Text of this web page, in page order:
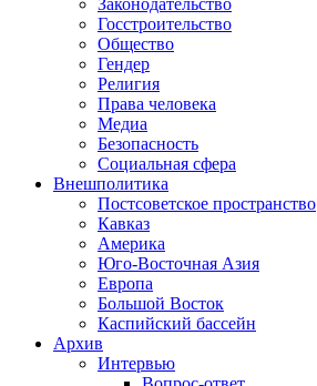
Законодательство
Госстроительство
Общество
Гендер
Религия
Права человека
Медиа
Безопасность
Социальная сфера
Внешполитика
Постсоветское пространство
Кавказ
Америка
Юго-Восточная Азия
Европа
Большой Восток
Каспийский бассейн
Архив
Интервью